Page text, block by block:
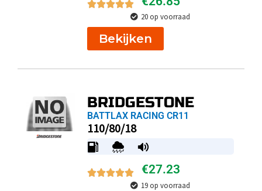
20 op voorraad
Bekijken
BRIDGESTONE
BATTLAX RACING CR11
110/80/18
€27.23
19 op voorraad